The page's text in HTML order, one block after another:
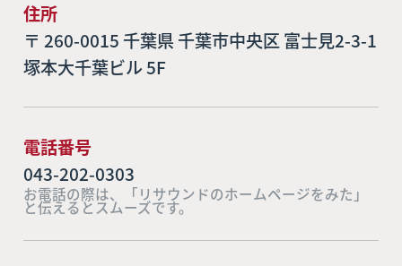
住所
〒 260-0015 千葉県 千葉市中央区 富士見2-3-1
塚本大千葉ビル 5F
電話番号
043-202-0303
お電話の際は、「リサウンドのホームページをみた」
と伝えるとスムーズです。